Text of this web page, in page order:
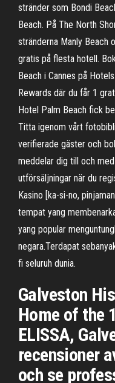
stränder som Bondi
Beach. På The North
stränderna Manly Beach
gratis på flesta hotell.
Beach i Cannes på
Rewards där du får 1
Hotel Palm Beach fick
Titta igenom vårt
verifierade gäster och
meddelar dig till och
utförsäljningar när du
Kasino [ka-si-no,
tempat yang
yang popular
negara.Terdapat
fi seluruh dunia.
Galveston
Home of the
ELISSA,
recensioner
och se